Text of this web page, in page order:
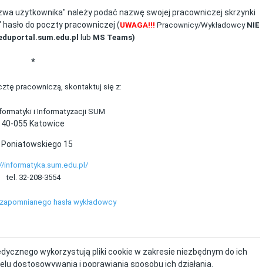
użytkownika" należy podać nazwę swojej pracowniczej skrzynki
hasło do poczty pracowniczej (UWAGA!!! Pracownicy/Wykładowcy NIE
lub MS Teams)
*
pracowniczą, skontaktuj się z:
i Informatyzacji SUM
40-055 Katowice
Poniatowskiego 15
informatyka.sum.edu.pl/
tel. 32-208-3554
hasła wykładowcy
wykorzystują pliki cookie w zakresie niezbędnym do ich
dostosowywania i poprawiania sposobu ich działania.